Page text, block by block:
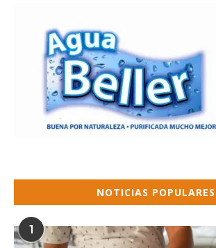
NOTICIAS POPULARES
1